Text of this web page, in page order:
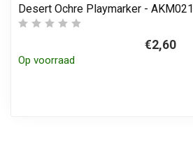
Desert Ochre Playmarker - AKM021
€2,60
Op voorraad